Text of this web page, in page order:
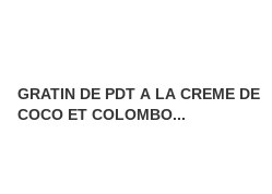
GRATIN DE PDT A LA CREME DE
COCO ET COLOMBO...